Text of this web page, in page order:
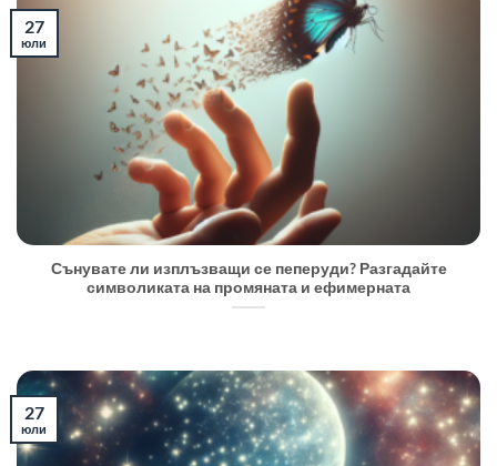
Сънувате ли изплъзващи се пеперуди? Разгадайте
символиката на промяната и ефимерната
27
юли
27
юли